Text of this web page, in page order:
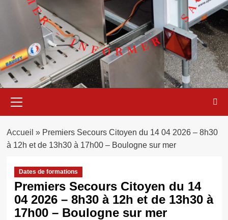
principal
Accueil » Premiers Secours Citoyen du 14 04 2026 – 8h30
à 12h et de 13h30 à 17h00 – Boulogne sur mer
Dates de formations
Premiers Secours Citoyen du 14
04 2026 – 8h30 à 12h et de 13h30 à
17h00 – Boulogne sur mer